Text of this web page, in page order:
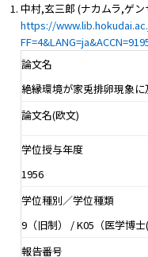
中村,玄三郎 (ナカムラ,ゲン
https://
論文名
絶縁環境が家兎排卵現象
論文名(欧文)
学位授与年度
1956
学位種別／学位種類
9（旧制） / K05（医学博士(
報告番号